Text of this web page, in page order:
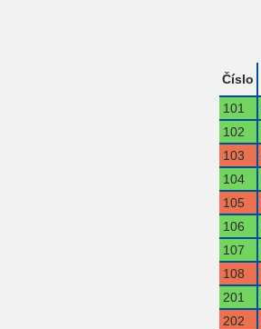
Číslo
101
102
103
104
105
106
107
108
201
202